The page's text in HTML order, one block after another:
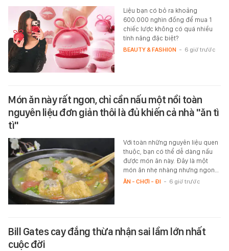
Liệu bạn có bỏ ra khoảng
600.000 nghìn đồng để mua 1
chiếc lược không có quá nhiều
tính năng đặc biệt?
BEAUTY & FASHION - 6 giờ trước
Món ăn này rất ngon, chỉ cần nấu một nồi toàn
nguyên liệu đơn giản thôi là đủ khiến cả nhà "ăn tì
tì"
Với toàn những nguyên liệu quen
thuộc, bạn có thể dễ dàng nấu
được món ăn này. Đây là một
món ăn nhẹ nhàng nhưng ngon…
ĂN - CHƠI - ĐI - 6 giờ trước
Bill Gates cay đắng thừa nhận sai lầm lớn nhất
cuộc đời